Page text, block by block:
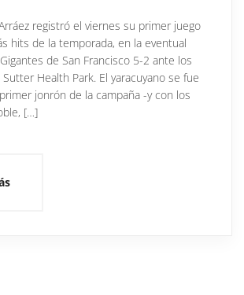
registró el viernes su primer juego
hits de la temporada, en la eventual
de San Francisco 5-2 ante los
Health Park. El yaracuyano se fue
jonrón de la campaña -y con los
[…]